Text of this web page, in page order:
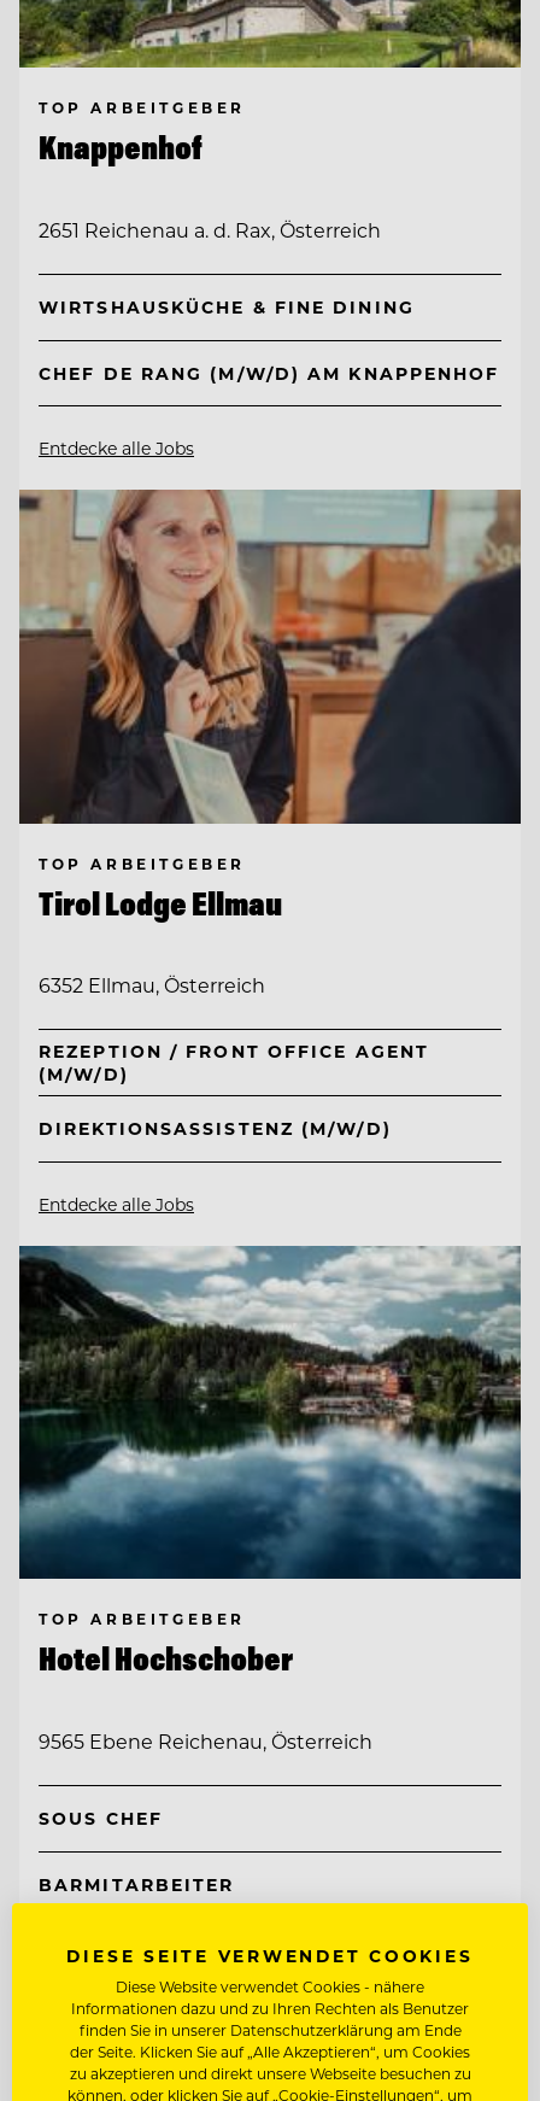
TOP ARBEITGEBER
Knappenhof
2651 Reichenau a. d. Rax, Österreich
WIRTSHAUSKÜCHE & FINE DINING
CHEF DE RANG (M/W/D) AM KNAPPENHOF
Entdecke alle Jobs
TOP ARBEITGEBER
Tirol Lodge Ellmau
6352 Ellmau, Österreich
REZEPTION / FRONT OFFICE AGENT
(M/W/D)
DIREKTIONSASSISTENZ (M/W/D)
Entdecke alle Jobs
TOP ARBEITGEBER
Hotel Hochschober
9565 Ebene Reichenau, Österreich
SOUS CHEF
BARMITARBEITER
Entdecke alle Jobs
DIESE SEITE VERWENDET COOKIES
Diese Website verwendet Cookies - nähere
Informationen dazu und zu Ihren Rechten als Benutzer
finden Sie in unserer Datenschutzerklärung am Ende
der Seite. Klicken Sie auf „Alle Akzeptieren“, um Cookies
zu akzeptieren und direkt unsere Webseite besuchen zu
können, oder klicken Sie auf „Cookie-Einstellungen“, um